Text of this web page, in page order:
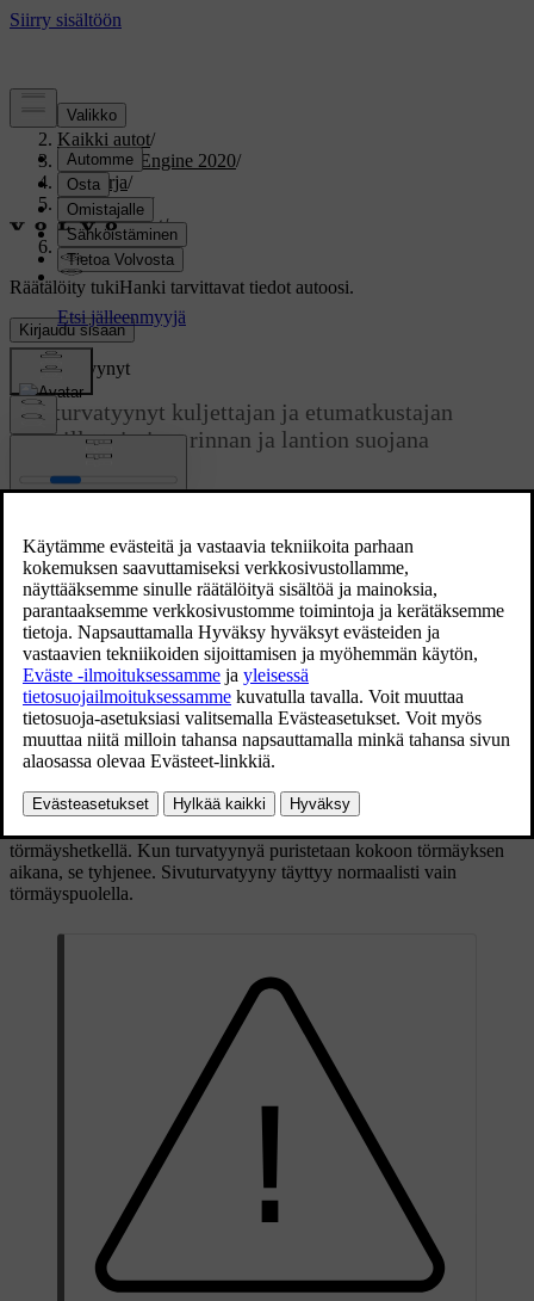
Tuki/
Kaikki autot/
V60 Twin Engine 2020/
Ohjekirja/
Turvallisuus/
Turvatyynyt/
Sivuturvatyynyt
Räätälöity tukiHanki tarvittavat tiedot autoosi.
Kirjaudu sisään
Sivuturvatyynyt
Sivuturvatyynyt kuljettajan ja etumatkustajan
paikoilla toimivat rinnan ja lantion suojana
törmäyksessä.
Sivuturvatyynyt on asennettu etuistuinten selkänojien ulkosivuille
kuljettajan ja etuistuimen matkustajan lisäsuojaksi.
sivuturvatyyny täyttyy. Turvatyyny täyttyy autossa olijan ja
törmäyshetkellä. Kun turvatyynyä puristetaan kokoon törmäyksen
aikana, se tyhjenee. Sivuturvatyyny täyttyy normaalisti vain
törmäyspuolella.